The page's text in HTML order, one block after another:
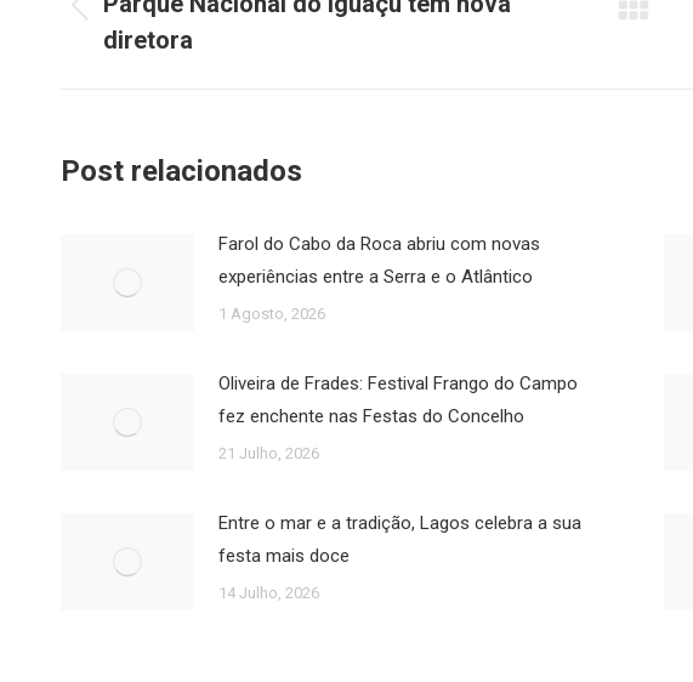
post:
Post
anterior:
diretora
Post relacionados
Farol do Cabo da Roca abriu com novas
experiências entre a Serra e o Atlântico
1 Agosto, 2026
Oliveira de Frades: Festival Frango do Campo
fez enchente nas Festas do Concelho
21 Julho, 2026
Entre o mar e a tradição, Lagos celebra a sua
festa mais doce
14 Julho, 2026